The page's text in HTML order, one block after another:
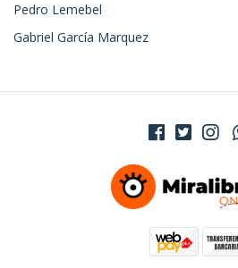
Pedro Lemebel
Gabriel García Marquez